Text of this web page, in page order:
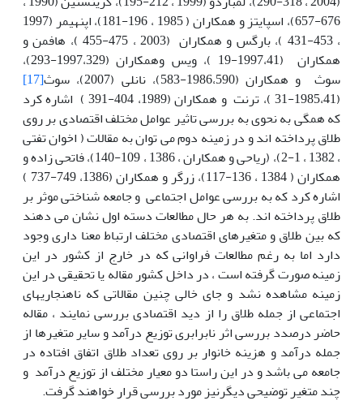
676-657)، اسپایتز و همکاران ( 1985 ، 196-181)، اپنهیمر (1997
، 453-431 )، بارگس و همکاران (2003 ، 475-455 )، هافمن و
همکاران (1997،41-19 )، ویس وهمکاران (1997،329-293)،
سوث و همکاران (1986،590-583)، نانلی (2007)، سوث
[17]
(1985،41-31 )، ترنت و همکاران (1989، 404-391 ) اشاره کرد
که همگی به نحوی به بررسی تاثیر عوامل مختلف اقتصادی بر روی
طلاق پرداخته اند و در زمینه دوم می توان به مقالات ( اخوان تفتی
، 1382 ، 1-2)، (ریاحی و همکاران ، 1386 ، 109-140)، فاتحی زاده و
همکاران ( 1384 ، 136-117)، زرگر و همکاران (1386، 749-737 )
اشاره کرد که به بررسی عوامل اجتماعی و جامعه شناختی موثر بر
طلاق پرداخته اند. به هر حال مطالعات دسته اول نشان می دهند
که بین طلاق و متغیرهای اقتصادی مختلف ارتباط معنا داری وجود
دارد اما به رغم مطالعات فراوانی که در خارج از کشور در این
زمینه صورت گرفته است ، در داخل کشور مقاله یا تحقیقی در این
زمینه مشاهده نشد و جای خالی چنین مقالاتی که ناهنجاریهای
اجتماعی از جمله طلاق را از دید اقتصادی بررسی نمایند ، مقاله
حاضر درصدد بررسی اثر نابرابری توزیع درآمد و سایر متغیرها از
جمله درآمد و هزینه خانوار بر روی تعداد طلاق اتفاق افتاده در
جامعه می باشد و در این راستا دو معیار مختلف از توزیع درآمد و
چند متغیر توضیحی دیگرنیز مورد بررسی قرار خواهند گرفت.